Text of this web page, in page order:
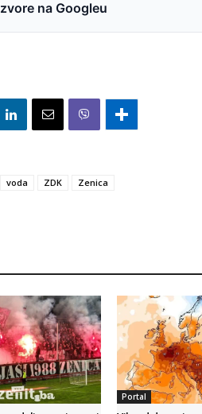
na Googleu
voda ZDK Zenica
Portal